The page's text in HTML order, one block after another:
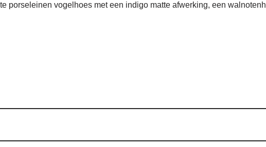
porseleinen vogelhoes met een indigo matte afwerking, een